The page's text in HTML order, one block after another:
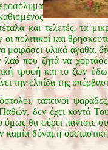
και τελετές, τα
πολιτικοί και
μοιράσει υλικά αγαθά,
λαό που ζητά να
τροφή και το ζων
την ελπίδα της
ταπεινοί ψαράδες,
δεν έχει κοντά Του
θα φέρει πάντοτε
δύναμη